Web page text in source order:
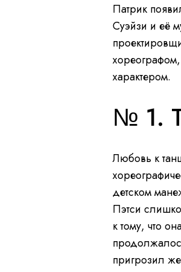
Патрик
Суэйзи и её
характером.
№ 1.
Любовь к
детском
Пэтси
к тому, что
пригрозил